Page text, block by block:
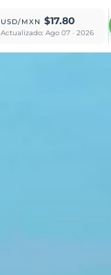
USD/MXN $17.80
Actualizado: Ago 07 · 2026